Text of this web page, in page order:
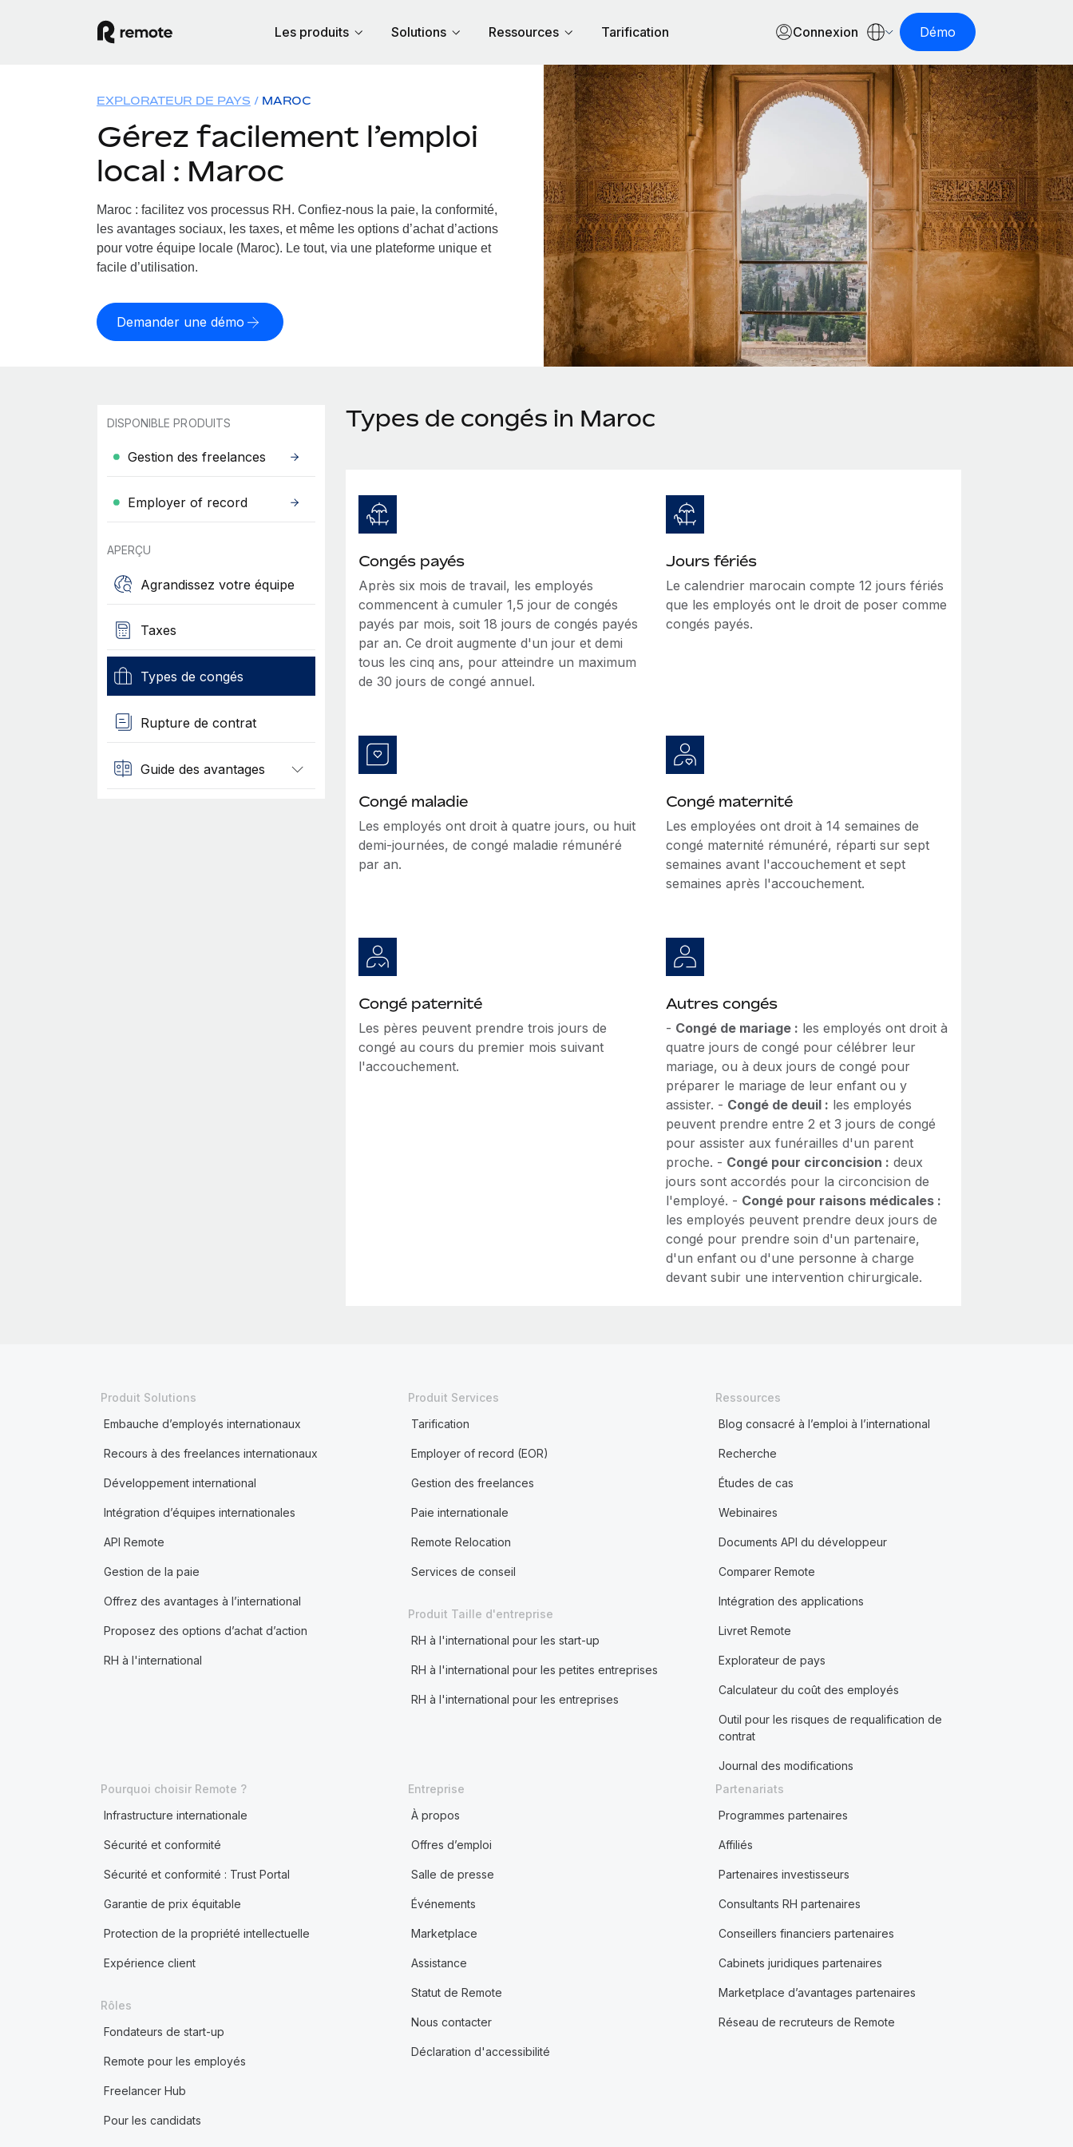
Les produits Solutions Ressources Tarification Connexion Démo
EXPLORATEUR DE PAYS MAROC
Gérez facilement l’emploi
local : Maroc
Maroc : facilitez vos processus RH. Confiez-nous la paie, la conformité,
les avantages sociaux, les taxes, et même les options d’achat d’actions
pour votre équipe locale (Maroc). Le tout, via une plateforme unique et
facile d’utilisation.
Demander une démo
DISPONIBLE PRODUITS
Gestion des freelances
Employer of record
APERÇU
Agrandissez votre équipe
Taxes
Types de congés
Rupture de contrat
Guide des avantages
Types de congés in Maroc
Congés payés
Après six mois de travail, les employés
commencent à cumuler 1,5 jour de congés
payés par mois, soit 18 jours de congés payés
par an. Ce droit augmente d'un jour et demi
tous les cinq ans, pour atteindre un maximum
de 30 jours de congé annuel.
Jours fériés
Le calendrier marocain compte 12 jours fériés
que les employés ont le droit de poser comme
congés payés.
Congé maladie
Les employés ont droit à quatre jours, ou huit
demi-journées, de congé maladie rémunéré
par an.
Congé maternité
Les employées ont droit à 14 semaines de
congé maternité rémunéré, réparti sur sept
semaines avant l'accouchement et sept
semaines après l'accouchement.
Congé paternité
Les pères peuvent prendre trois jours de
congé au cours du premier mois suivant
l'accouchement.
Autres congés
- Congé de mariage : les employés ont droit à
quatre jours de congé pour célébrer leur
mariage, ou à deux jours de congé pour
préparer le mariage de leur enfant ou y
assister. - Congé de deuil : les employés
peuvent prendre entre 2 et 3 jours de congé
pour assister aux funérailles d'un parent
proche. - Congé pour circoncision : deux
jours sont accordés pour la circoncision de
l'employé. - Congé pour raisons médicales :
les employés peuvent prendre deux jours de
congé pour prendre soin d'un partenaire,
d'un enfant ou d'une personne à charge
devant subir une intervention chirurgicale.
Produit Solutions
Embauche d’employés internationaux
Recours à des freelances internationaux
Développement international
Intégration d’équipes internationales
API Remote
Gestion de la paie
Offrez des avantages à l’international
Proposez des options d’achat d’action
RH à l'international
Produit Services
Tarification
Employer of record (EOR)
Gestion des freelances
Paie internationale
Remote Relocation
Services de conseil
Produit Taille d'entreprise
RH à l'international pour les start-up
RH à l'international pour les petites entreprises
RH à l'international pour les entreprises
Ressources
Blog consacré à l’emploi à l’international
Recherche
Études de cas
Webinaires
Documents API du développeur
Comparer Remote
Intégration des applications
Livret Remote
Explorateur de pays
Calculateur du coût des employés
Outil pour les risques de requalification de
contrat
Journal des modifications
Pourquoi choisir Remote ?
Infrastructure internationale
Sécurité et conformité
Sécurité et conformité : Trust Portal
Garantie de prix équitable
Protection de la propriété intellectuelle
Expérience client
Rôles
Fondateurs de start-up
Remote pour les employés
Freelancer Hub
Pour les candidats
Entreprise
À propos
Offres d’emploi
Salle de presse
Événements
Marketplace
Assistance
Statut de Remote
Nous contacter
Déclaration d'accessibilité
Partenariats
Programmes partenaires
Affiliés
Partenaires investisseurs
Consultants RH partenaires
Conseillers financiers partenaires
Cabinets juridiques partenaires
Marketplace d’avantages partenaires
Réseau de recruteurs de Remote